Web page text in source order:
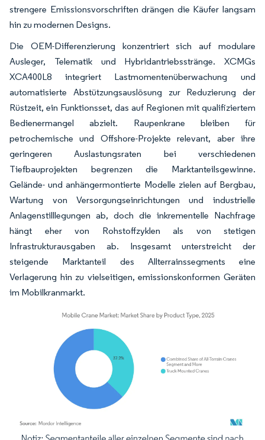
strengere Emissionsvorschriften drängen die Käufer langsam
hin zu modernen Designs.
Die OEM-Differenzierung konzentriert sich auf modulare
Ausleger, Telematik und Hybridantriebsstränge. XCMGs
XCA400L8 integriert Lastmomentenüberwachung und
automatisierte Abstützungsauslösung zur Reduzierung der
Rüstzeit, ein Funktionsset, das auf Regionen mit qualifiziertem
Bedienermangel abzielt. Raupenkrane bleiben für
petrochemische und Offshore-Projekte relevant, aber ihre
geringeren Auslastungsraten bei verschiedenen
Tiefbauprojekten begrenzen die Marktanteilsgewinne.
Gelände- und anhängermontierte Modelle zielen auf Bergbau,
Wartung von Versorgungseinrichtungen und industrielle
Anlagenstilllegungen ab, doch die inkrementelle Nachfrage
hängt eher von Rohstoffzyklen als von stetigen
Infrastrukturausgaben ab. Insgesamt unterstreicht der
steigende Marktanteil des Allterrainssegments eine
Verlagerung hin zu vielseitigen, emissionskonformen Geräten
im Mobilkranmarkt.